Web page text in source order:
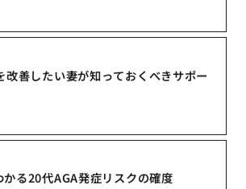
改善したい妻が知っておくべきサポー
る20代AGA発症リスクの確度